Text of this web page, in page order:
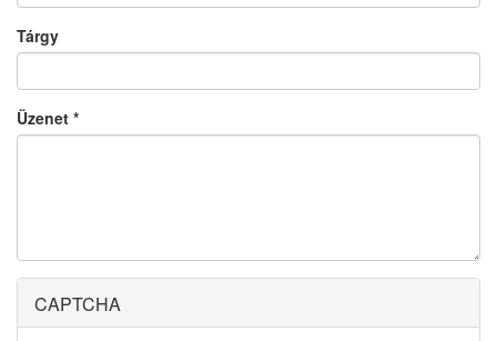
Tárgy
Üzenet *
CAPTCHA